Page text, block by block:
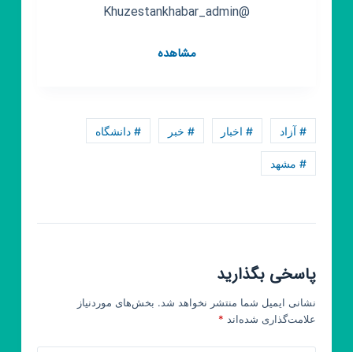
@Khuzestankhabar_admin
مشاهدهکانال
# آزاد # اخبار # خبر # دانشگاه
# مشهد
پاسخی بگذارید
نشانی ایمیل شما منتشر نخواهد شد. بخش‌های موردنیاز
علامت‌گذاری شده‌اند *